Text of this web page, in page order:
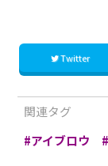
Twitter
関連タグ
アイブロウ